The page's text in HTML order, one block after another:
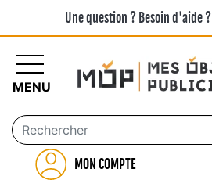
Une question ? Besoin d'aide ?
MON COMPTE
MENU